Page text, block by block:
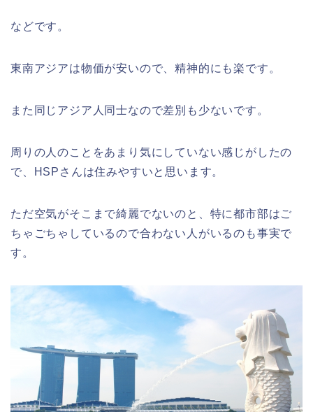
などです。
東南アジアは物価が安いので、精神的にも楽です。
また同じアジア人同士なので差別も少ないです。
周りの人のことをあまり気にしていない感じがしたの
で、HSPさんは住みやすいと思います。
ただ空気がそこまで綺麗でないのと、特に都市部はご
ちゃごちゃしているので合わない人がいるのも事実で
す。